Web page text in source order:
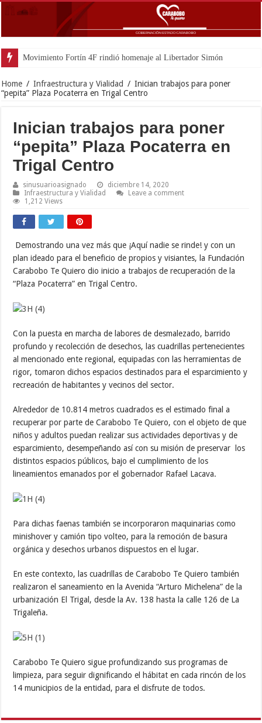
Home / Infraestructura y Vialidad / Inician trabajos para poner
“pepita” Plaza Pocaterra en Trigal Centro
Inician trabajos para poner
“pepita” Plaza Pocaterra en
Trigal Centro
sinusuarioasignado
diciembre 14, 2020
Infraestructura y Vialidad
Leave a comment
1,212 Views
Demostrando una vez más que ¡Aquí nadie se rinde! y con un
plan ideado para el beneficio de propios y visiantes, la Fundación
Carabobo Te Quiero dio inicio a trabajos de recuperación de la
“Plaza Pocaterra” en Trigal Centro.
Con la puesta en marcha de labores de desmalezado, barrido
profundo y recolección de desechos, las cuadrillas pertenecientes
al mencionado ente regional, equipadas con las herramientas de
rigor, tomaron dichos espacios destinados para el esparcimiento y
recreación de habitantes y vecinos del sector.
Alrededor de 10.814 metros cuadrados es el estimado final a
recuperar por parte de Carabobo Te Quiero, con el objeto de que
niños y adultos puedan realizar sus actividades deportivas y de
esparcimiento, desempeñando así con su misión de preservar los
distintos espacios públicos, bajo el cumplimiento de los
lineamientos emanados por el gobernador Rafael Lacava.
Para dichas faenas también se incorporaron maquinarias como
minishover y camión tipo volteo, para la remoción de basura
orgánica y desechos urbanos dispuestos en el lugar.
En este contexto, las cuadrillas de Carabobo Te Quiero también
realizaron el saneamiento en la Avenida “Arturo Michelena” de la
urbanización El Trigal, desde la Av. 138 hasta la calle 126 de La
Trigaleña.
Carabobo Te Quiero sigue profundizando sus programas de
limpieza, para seguir dignificando el hábitat en cada rincón de los
14 municipios de la entidad, para el disfrute de todos.